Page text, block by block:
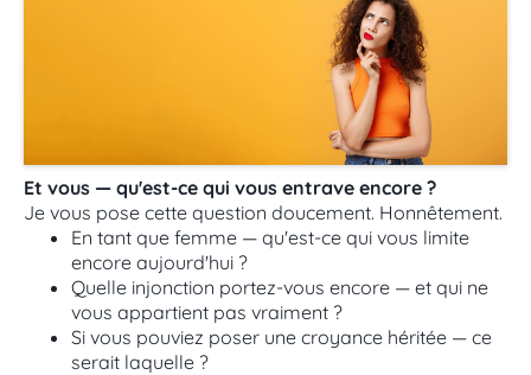
Et vous — qu'est-ce qui vous entrave encore ?
Je vous pose cette question doucement. Honnêtement.
En tant que femme — qu'est-ce qui vous limite
encore aujourd'hui ?
Quelle injonction portez-vous encore — et qui ne
vous appartient pas vraiment ?
Si vous pouviez poser une croyance héritée — ce
serait laquelle ?